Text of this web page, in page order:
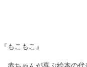
『もこもこ』